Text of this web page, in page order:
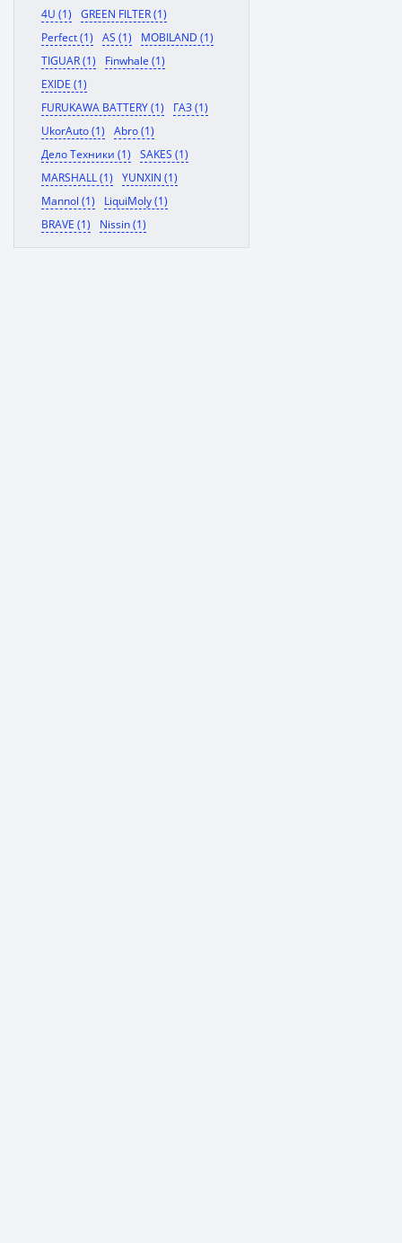
4U (1)
GREEN FILTER (1)
Perfect (1)
AS (1)
MOBILAND (1)
TIGUAR (1)
Finwhale (1)
EXIDE (1)
FURUKAWA BATTERY (1)
ГАЗ (1)
UkorAuto (1)
Abro (1)
Дело Техники (1)
SAKES (1)
MARSHALL (1)
YUNXIN (1)
Mannol (1)
LiquiMoly (1)
BRAVE (1)
Nissin (1)